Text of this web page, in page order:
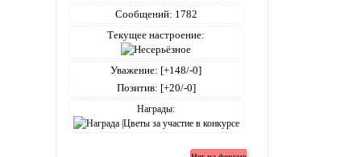
Сообщений: 1782
Текущее настроение:
Уважение: [+148/-0]
Позитив: [+20/-0]
Награды: